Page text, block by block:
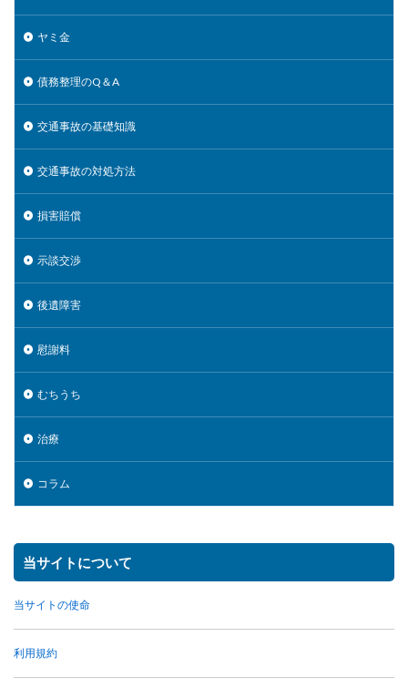
ヤミ金
債務整理のQ＆A
交通事故の基礎知識
交通事故の対処方法
損害賠償
示談交渉
後遺障害
慰謝料
むちうち
治療
コラム
当サイトについて
当サイトの使命
利用規約